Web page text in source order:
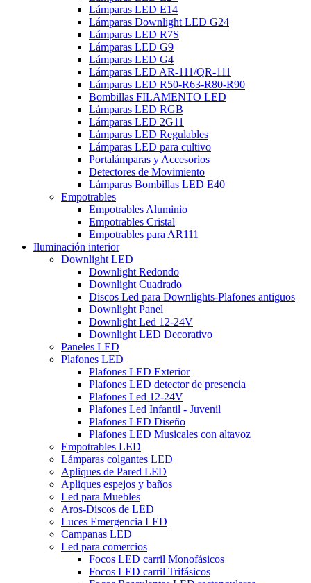
Lámparas LED E14
Lámparas Downlight LED G24
Lámparas LED R7S
Lámparas LED G9
Lámparas LED G4
Lámparas LED AR-111/QR-111
Lámparas LED R50-R63-R80-R90
Bombillas FILAMENTO LED
Lámparas LED RGB
Lámparas LED 2G11
Lámparas LED Regulables
Lámparas LED para cultivo
Portalámparas y Accesorios
Detectores de Movimiento
Lámparas Bombillas LED E40
Empotrables
Empotrables Aluminio
Empotrables Cristal
Empotrables para AR111
Iluminación interior
Downlight LED
Downlight Redondo
Downlight Cuadrado
Discos Led para Downlights-Plafones antiguos
Downlight Panel
Downlight Led 12-24V
Downlight LED Decorativo
Paneles LED
Plafones LED
Plafones LED Exterior
Plafones LED detector de presencia
Plafones Led 12-24V
Plafones Led Infantil - Juvenil
Plafones LED Diseño
Plafones LED Musicales con altavoz
Empotrables LED
Lámparas colgantes LED
Apliques de Pared LED
Apliques espejos y baños
Led para Muebles
Aros-Discos de LED
Luces Emergencia LED
Campanas LED
Led para comercios
Focos LED carril Monofásicos
Focos LED carril Trifásicos